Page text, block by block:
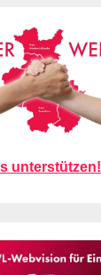
unterstützen!